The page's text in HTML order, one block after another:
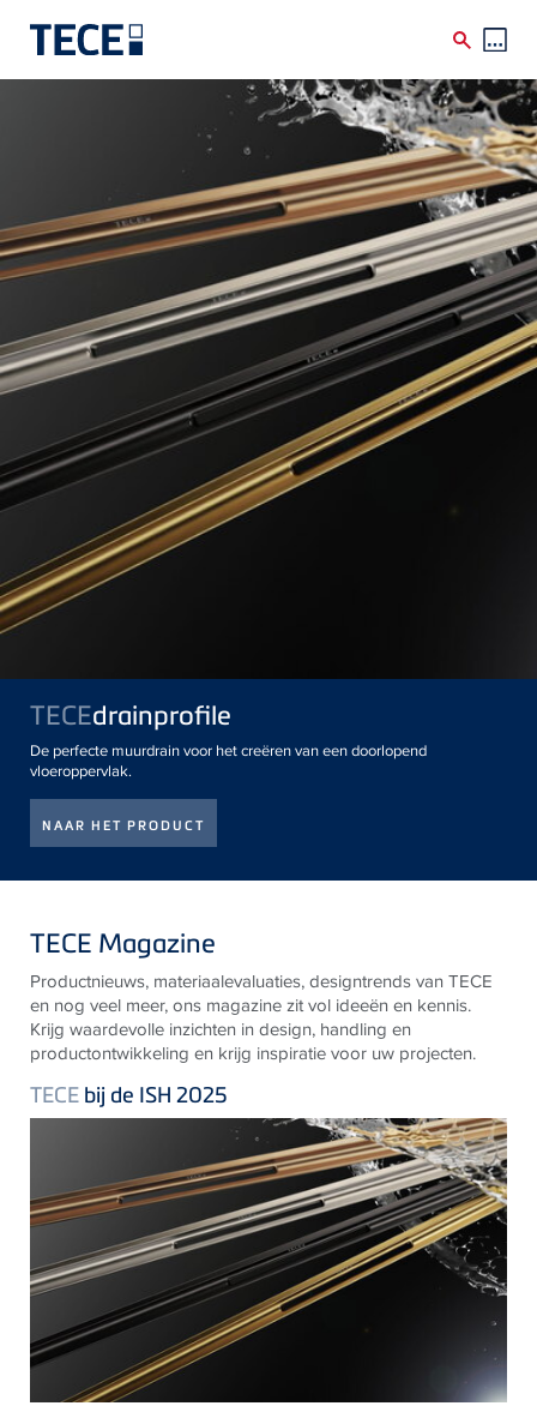
TECEdrainprofile
De perfecte muurdrain voor het creëren van een doorlopend
vloeroppervlak.
NAAR HET PRODUCT
TECE Magazine
Productnieuws, materiaalevaluaties, designtrends vanTECE
en nog veel meer, ons magazine zit vol ideeën en kennis.
Krijg waardevolle inzichten in design, handling en
productontwikkeling en krijg inspiratie voor uw projecten.
TECE bij de ISH 2025